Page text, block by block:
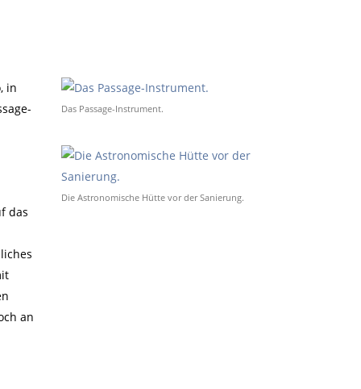
in
das
an
Das Passage-Instrument.
Die Astronomische Hütte vor der Sanierung.